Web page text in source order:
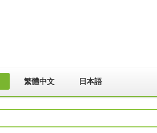
繁體中文 日本語